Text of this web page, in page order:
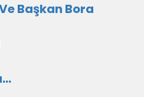
Başkan Bora